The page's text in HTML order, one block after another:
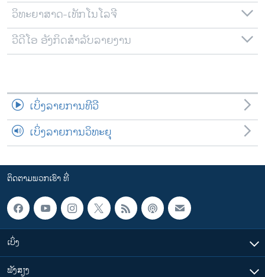
ວິທະຍາສາດ-ເທັກໂນໂລຈີ
ວີດີໂອ ອັງກິດສຳລັບລາຍງານ
ເບິ່ງລາຍການທີວີ
ເບິ່ງລາຍການວິທະຍຸ
ຕິດຕາມພວກເຮົາ ທີ່
ເບິ່ງ
ຟັງສຽງ